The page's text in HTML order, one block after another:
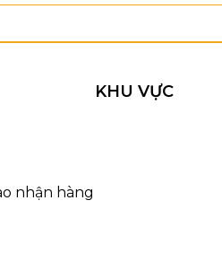
nhận hàng
KHU VỰC